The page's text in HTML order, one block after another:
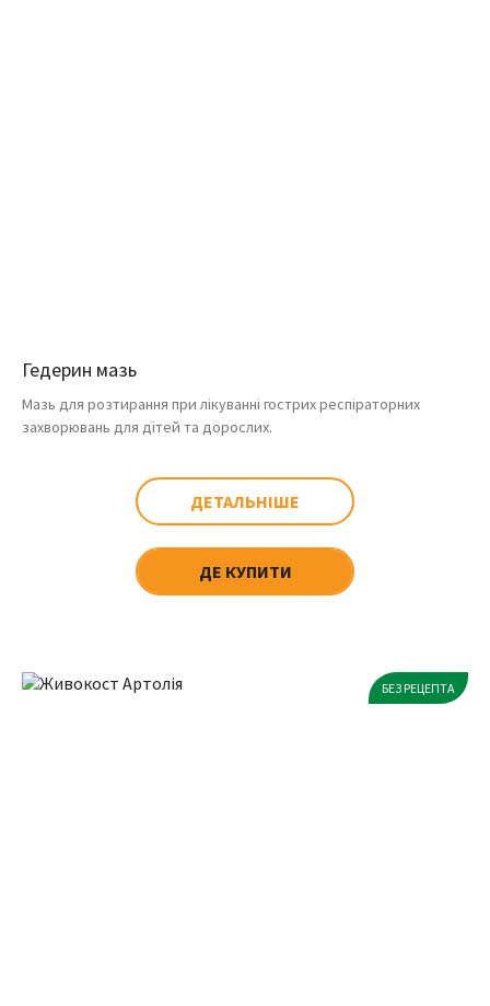
Гедерин мазь
Мазь для розтирання при лікуванні гострих респіраторних
захворювань для дітей та дорослих.
ДЕТАЛЬНІШЕ
ДЕ КУПИТИ
БЕЗ РЕЦЕПТА